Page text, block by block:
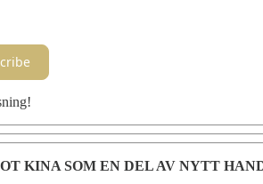
KINA SOM EN DEL AV NYTT